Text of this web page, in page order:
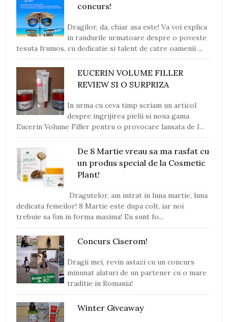
concurs!
Dragilor, da, chiar asa este! Va voi explica
in randurile urmatoare despre o poveste
tesuta frumos, cu dedicatie si talent de catre oamenii ...
EUCERIN VOLUME FILLER
REVIEW SI O SURPRIZA
In urma cu ceva timp scriam un articol
despre ingrijirea pielii si noua gama
Eucerin Volume Filler pentru o provocare lansata de I...
De 8 Martie vreau sa ma rasfat cu
un produs special de la Cosmetic
Plant!
Dragutelor, am intrat in luna martie, luna
dedicata femeilor! 8 Martie este dupa colt, iar noi
trebuie sa fim in forma maxima! Eu sunt fo...
Concurs Ciserom!
Dragii mei, revin astazi cu un concurs
minunat alaturi de un partener cu o mare
traditie in Romania!
Winter Giveaway